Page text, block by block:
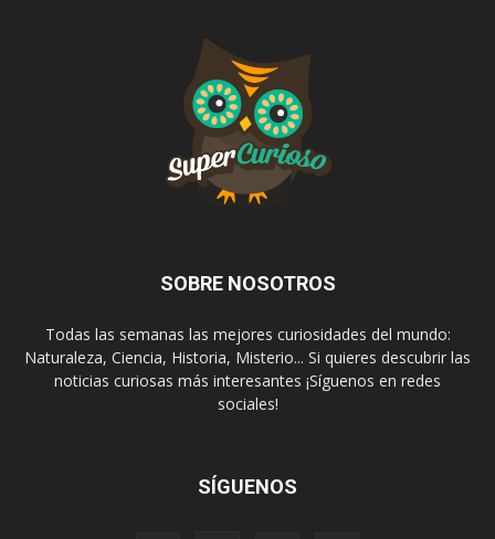
SOBRE NOSOTROS
Todas las semanas las mejores curiosidades del mundo:
Naturaleza, Ciencia, Historia, Misterio... Si quieres descubrir las
noticias curiosas más interesantes ¡Síguenos en redes
sociales!
SÍGUENOS